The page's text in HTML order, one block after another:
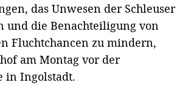
das Unwesen der Schleuser
und die Benachteiligung von
Fluchtchancen zu mindern,
am Montag vor der
in Ingolstadt.